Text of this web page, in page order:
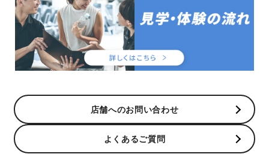
店舗へのお問い合わせ
よくあるご質問